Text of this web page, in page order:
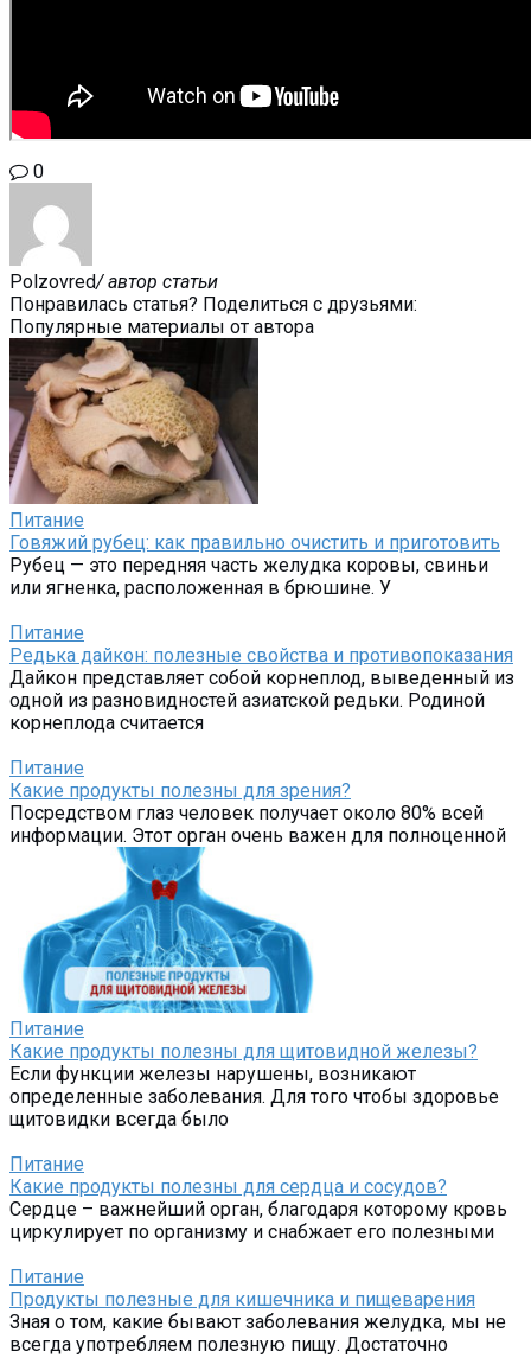
0
Polzovred/ автор статьи
Понравилась статья? Поделиться с друзьями:
Популярные материалы от автора
Питание
Говяжий рубец: как правильно очистить и приготовить
Рубец — это передняя часть желудка коровы, свиньи
или ягненка, расположенная в брюшине. У
Питание
Редька дайкон: полезные свойства и противопоказания
Дайкон представляет собой корнеплод, выведенный из
одной из разновидностей азиатской редьки. Родиной
корнеплода считается
Питание
Какие продукты полезны для зрения?
Посредством глаз человек получает около 80% всей
информации. Этот орган очень важен для полноценной
Питание
Какие продукты полезны для щитовидной железы?
Если функции железы нарушены, возникают
определенные заболевания. Для того чтобы здоровье
щитовидки всегда было
Питание
Какие продукты полезны для сердца и сосудов?
Сердце – важнейший орган, благодаря которому кровь
циркулирует по организму и снабжает его полезными
Питание
Продукты полезные для кишечника и пищеварения
Зная о том, какие бывают заболевания желудка, мы не
всегда употребляем полезную пищу. Достаточно